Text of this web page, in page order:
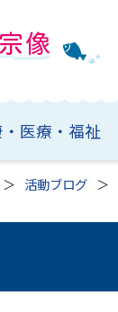
医療・福祉
活動ブログ